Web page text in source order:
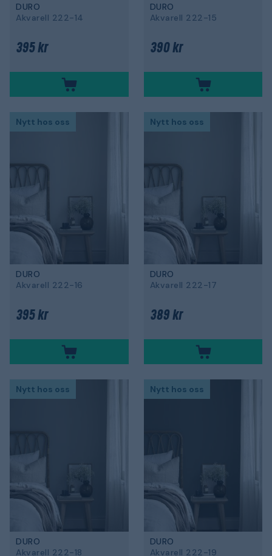
DURO
Akvarell 222-14
395 kr
DURO
Akvarell 222-15
390 kr
Nytt hos oss
DURO
Akvarell 222-16
395 kr
Nytt hos oss
DURO
Akvarell 222-17
389 kr
Nytt hos oss
DURO
Akvarell 222-18
Nytt hos oss
DURO
Akvarell 222-19